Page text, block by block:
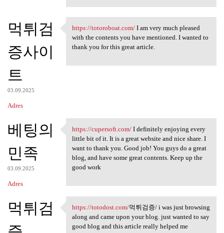
먹튀검
증사이
트
03.09.2025
Adres
https://totoroboat.com/ I am
https://totoroboat.com/I am very much pleased
with the contents you have mentioned. I wanted to
thank you for this great article.
베팅의
민족
03.09.2025
Adres
https://cupersoft.com/ I
https://cupersoft.com/I definitely enjoying every
little bit of it. It is a great website and nice share. I
want to thank you. Good job! You guys do a great
blog, and have some great contents. Keep up the
good work
먹튀검
https://totodost.com/먹튀검증/ i
https://totodost.com/먹튀검증/ i was just browsing
along and came upon your blog. just wanted to say
good blog and this article really helped me